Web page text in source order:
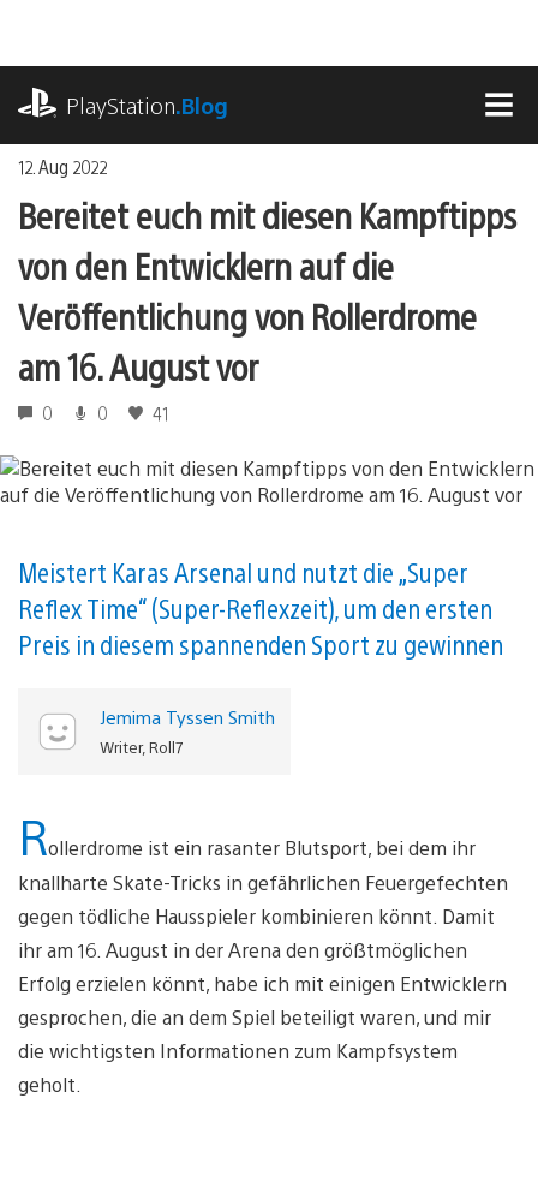
springen
PlayStation.Blog
12. Aug 2022
Bereitet euch mit diesen Kampftipps
von den Entwicklern auf die
Veröffentlichung von Rollerdrome
am 16. August vor
0 0 41
Meistert Karas Arsenal und nutzt die „Super
Reflex Time“ (Super-Reflexzeit), um den ersten
Preis in diesem spannenden Sport zu gewinnen
Jemima Tyssen Smith
Writer, Roll7
Rollerdrome ist ein rasanter Blutsport, bei dem ihr
knallharte Skate-Tricks in gefährlichen Feuergefechten
gegen tödliche Hausspieler kombinieren könnt. Damit
ihr am 16. August in der Arena den größtmöglichen
Erfolg erzielen könnt, habe ich mit einigen Entwicklern
gesprochen, die an dem Spiel beteiligt waren, und mir
die wichtigsten Informationen zum Kampfsystem
geholt.